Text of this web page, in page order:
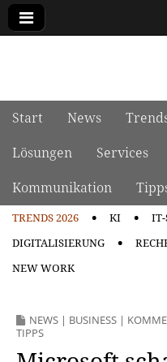
Main menu
Skip to content
Start News
Lösungen
Services
Kommunikation
TRENDS 2026 KI
IT-
DIGITALISIERUNG
NEW WORK
NEWS | BUSINESS |
TIPPS